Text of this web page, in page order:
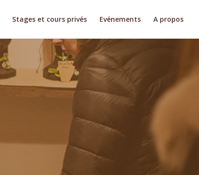
Stages et cours privés Evénements A propos